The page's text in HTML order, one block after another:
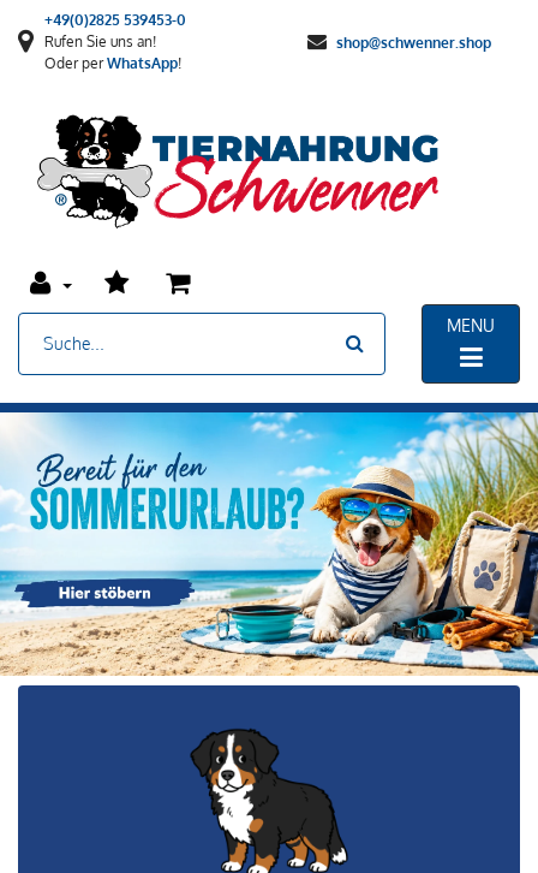
+49(0)2825 539453-0
Rufen Sie uns an!
Oder perWhatsApp!
shop@schwenner.shop
MENU